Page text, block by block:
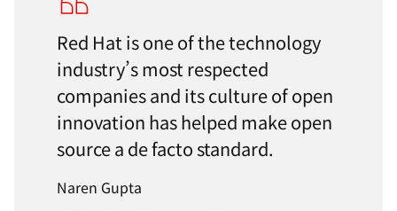
Red Hat is one of the technology
industry’s most respected
companies and its culture of open
innovation has helped make open
source a de facto standard.
Naren Gupta